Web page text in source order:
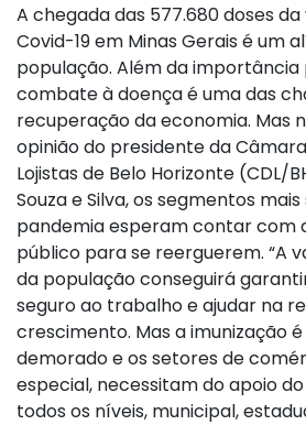
A chegada das 577.680 doses
Covid-19 em Minas Gerais é um
população. Além da importância
combate à doença é uma das
recuperação da economia. Mas
opinião do presidente da
Lojistas de Belo Horizonte (CDL/
Souza e Silva, os segmentos
pandemia esperam contar com
público para se reerguerem. “A
da população conseguirá
seguro ao trabalho e ajudar na
crescimento. Mas a imunização
demorado e os setores de
especial, necessitam do apoio
todos os níveis, municipal,